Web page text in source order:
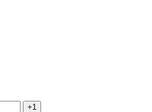
+1